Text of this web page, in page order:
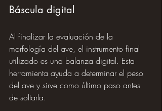
Báscula digital
Al finalizar la evaluación de la
morfología del ave, el instrumento final
utilizado es una balanza digital. Esta
herramienta ayuda a determinar el peso
del ave y sirve como último paso antes
de soltarla.